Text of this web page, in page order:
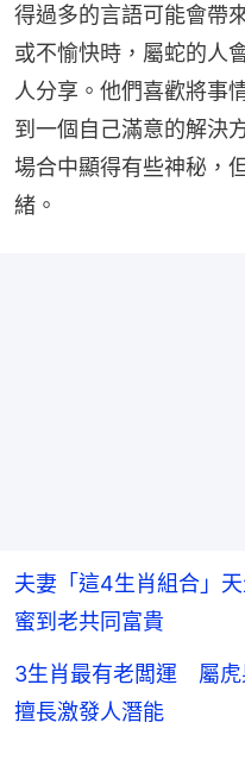
得過多的言語可能會帶
或不愉快時，屬蛇的人
人分享。他們喜歡將事
到一個自己滿意的解決
場合中顯得有些神秘，
緒。
夫妻「這4生肖組合」
蜜到老共同富貴
3生肖最有老闆運 屬
擅長激發人潛能